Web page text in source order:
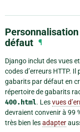
Personnalisation
défaut ¶
Django inclut des vues
codes d’erreurs HTTP.
gabarits par défaut en
répertoire de gabarits
400.html. Lesvues
devraient convenir à 99
très bien lesadapter